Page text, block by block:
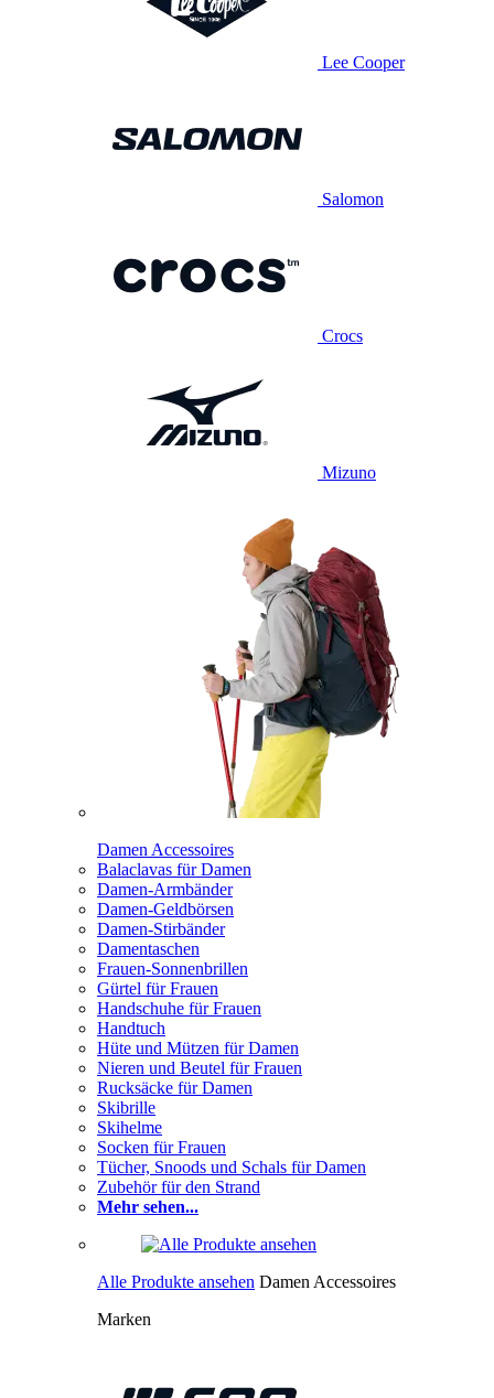
Lee Cooper
Salomon
Crocs
Mizuno
Damen Accessoires
Balaclavas für Damen
Damen-Armbänder
Damen-Geldbörsen
Damen-Stirbänder
Damentaschen
Frauen-Sonnenbrillen
Gürtel für Frauen
Handschuhe für Frauen
Handtuch
Hüte und Mützen für Damen
Nieren und Beutel für Frauen
Rucksäcke für Damen
Skibrille
Skihelme
Socken für Frauen
Tücher, Snoods und Schals für Damen
Zubehör für den Strand
Mehr sehen...
Alle Produkte ansehen Damen Accessoires
Marken